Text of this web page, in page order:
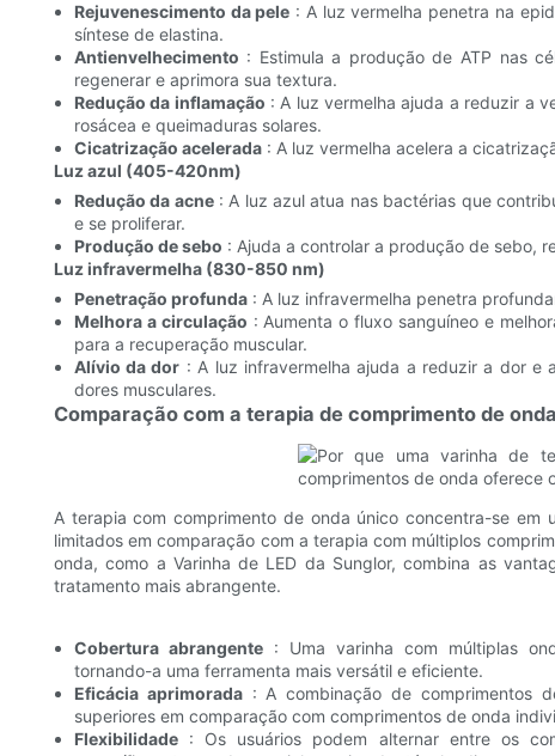
Rejuvenescimento da pele : A luz vermelha penetra na
síntese de elastina.
Antienvelhecimento : Estimula a produção de ATP nas
regenerar e aprimora sua textura.
Redução da inflamação : A luz vermelha ajuda a reduzir a
rosácea e queimaduras solares.
Cicatrização acelerada: A luz vermelha acelera a
Luz azul (405-420nm)
Redução da acne: A luz azul atua nas bactérias que
e se proliferar.
Produção de sebo : Ajuda a controlar a produção de sebo,
Luz infravermelha (830-850 nm)
Penetração profunda: A luz infravermelha penetra
Melhora a circulação : Aumenta o fluxo sanguíneo e
para a recuperação muscular.
Alívio da dor : A luz infravermelha ajuda a reduzir a dor e
dores musculares.
Comparação com a terapia de comprimento de
A terapia com comprimento de onda único concentra-se
limitados em comparação com a terapia com múltiplos
onda, como a Varinha de LED da Sunglor, combina as
tratamento mais abrangente.
Cobertura abrangente: Uma varinha com múltiplas
tornando-a uma ferramenta mais versátil e eficiente.
Eficácia aprimorada: A combinação de comprimentos
superiores em comparação com comprimentos de onda
Flexibilidade: Os usuários podem alternar entre os